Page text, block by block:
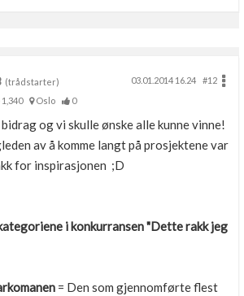
(trådstarter) 03.01.2014 16.24
#12
1,340
Oslo 0
og vi skulle ønske alle kunne vinne!
av å komme langt på prosjektene var
for inspirasjonen ;D
i konkurransen "Dette rakk jeg
= Den som gjennomførte flest